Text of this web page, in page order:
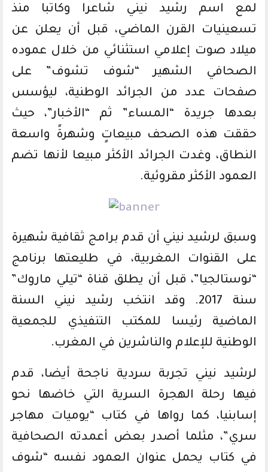
لمع اسم رشيد نيني شاعرا وكاتبا منذ
تسعينيات القرن الماضي، قبل أن يعلن عن
ميلاد صوت إعلامي استثنائي من خلال عموده
الصحافي الشهير “شوف تشوف” على
صفحات عدد من الجرائد الوطنية، ليؤسس
بعدها جريدة “المساء” ثم “الأخبار”، حيث
حققت هذه الصحف مبيعاتٍ وشهرةً واسعة
النطاق، وغدت الجرائد الأكثر مبيعا لأنها تضم
العمود الأكثر مقروئية.
وسبق لرشيد نيني أن قدم برامج ثقافية شهيرة
على القنوات المغربية، في طليعتها برنامج
“نوستالجيا”، قبل أن يطلق قناة “تيلي ماروك”
سنة 2017. وقد انتخب رشيد نيني السنة
الماضية رئيسا للمكتب التنفيذي للجمعية
الوطنية للإعلام والناشرين في المغرب.
لرشيد نيني تجربة سردية ناجحة أيضا، قدم
فيها رحلة الهجرة السرية التي خاضها نحو
إسابنيا، كما رواها في كتاب “يوميات مهاجر
سري”، مثلما أصدر بعض أعمدته الصحافية
في كتاب يحمل عنوان العمود نفسه “شوف